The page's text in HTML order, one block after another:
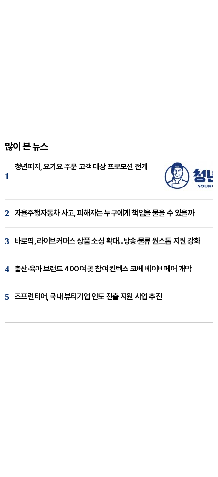
많이 본 뉴스
1
청년피자, 요기요 주문 고객 대상 프로모션 전개
2 자율주행자동차 사고, 피해자는 누구에게 책임을 물을 수 있을까
3 바로픽, 라이브커머스 상품 소싱 확대...방송·물류 원스톱 지원 강화
4 출산·육아 브랜드 400여 곳 참여 킨텍스 코베 베이비페어 개막
5 조프런티어, 국내 뷰티기업 인도 진출 지원 사업 추진